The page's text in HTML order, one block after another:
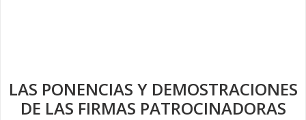
LAS PONENCIAS Y DEMOSTRACIONES
DE LAS FIRMAS PATROCINADORAS